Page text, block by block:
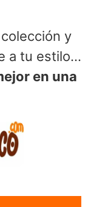
y
a tu estilo…
en una